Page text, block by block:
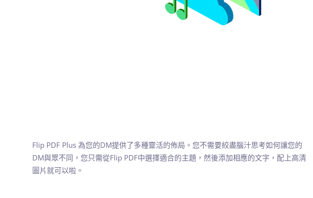
Flip PDF Plus 為您的DM提供了多種靈活的佈局。您不需要絞盡腦汁思考如何讓您的
DM與眾不同，您只需從Flip PDF中選擇適合的主題，然後添加相應的文字，配上高清
圖片就可以啦。